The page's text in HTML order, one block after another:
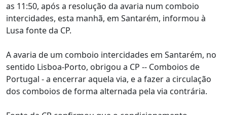
as 11:50, após a resolução da avaria num comboio
intercidades, esta manhã, em Santarém, informou à
Lusa fonte da CP.
A avaria de um comboio intercidades em Santarém, no
sentido Lisboa-Porto, obrigou a CP -- Comboios de
Portugal - a encerrar aquela via, e a fazer a circulação
dos comboios de forma alternada pela via contrária.